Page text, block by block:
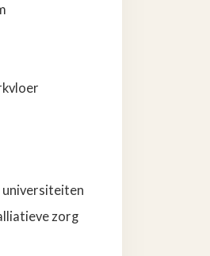
universiteiten
zorg